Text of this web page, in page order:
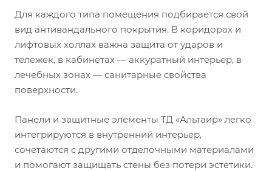
Для каждого типа помещения подбирается свой
вид антивандального покрытия. В коридорах и
лифтовых холлах важна защита от ударов и
тележек, в кабинетах — аккуратный интерьер, в
лечебных зонах — санитарные свойства
поверхности.
Панели и защитные элементы ТД «Альтаир» легко
интегрируются в внутренний интерьер,
сочетаются с другими отделочными материалами
и помогают защищать стены без потери эстетики.